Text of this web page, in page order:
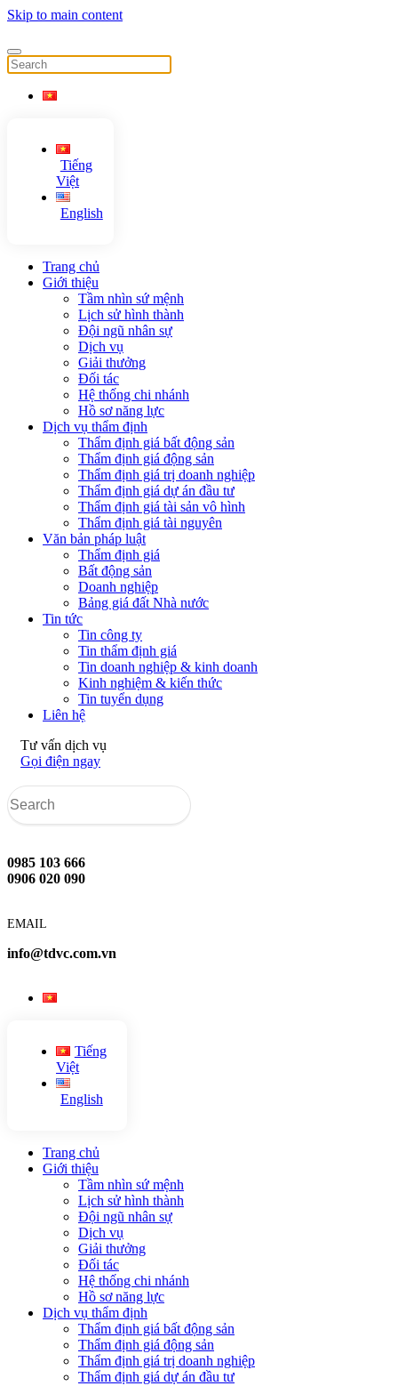
Skip to main content
Tiếng
Việt
English
Trang chủ
Giới thiệu
Tầm nhìn sứ mệnh
Lịch sử hình thành
Đội ngũ nhân sự
Dịch vụ
Giải thưởng
Đối tác
Hệ thống chi nhánh
Hồ sơ năng lực
Dịch vụ thẩm định
Thẩm định giá bất động sản
Thẩm định giá động sản
Thẩm định giá trị doanh nghiệp
Thẩm định giá dự án đầu tư
Thẩm định giá tài sản vô hình
Thẩm định giá tài nguyên
Văn bản pháp luật
Thẩm định giá
Bất động sản
Doanh nghiệp
Bảng giá đất Nhà nước
Tin tức
Tin công ty
Tin thẩm định giá
Tin doanh nghiệp & kinh doanh
Kinh nghiệm & kiến thức
Tin tuyển dụng
Liên hệ
Tư vấn dịch vụ
Gọi điện ngay
0985 103 666
0906 020 090
EMAIL
info@tdvc.com.vn
Tiếng
Việt
English
Trang chủ
Giới thiệu
Tầm nhìn sứ mệnh
Lịch sử hình thành
Đội ngũ nhân sự
Dịch vụ
Giải thưởng
Đối tác
Hệ thống chi nhánh
Hồ sơ năng lực
Dịch vụ thẩm định
Thẩm định giá bất động sản
Thẩm định giá động sản
Thẩm định giá trị doanh nghiệp
Thẩm định giá dự án đầu tư